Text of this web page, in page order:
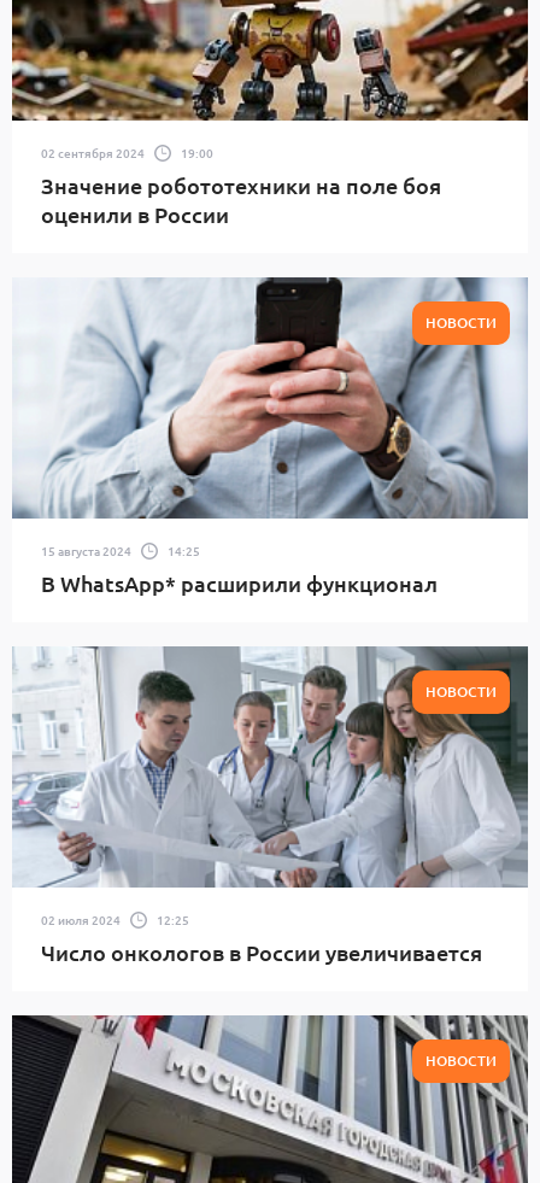
02 сентября 2024 19:00
Значение робототехники на поле боя
оценили в России
НОВОСТИ
15 августа 2024 14:25
В WhatsApp* расширили функционал
НОВОСТИ
02 июля 2024 12:25
Число онкологов в России увеличивается
НОВОСТИ